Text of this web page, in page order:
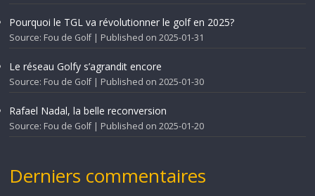
Pourquoi le TGL va révolutionner le golf en 2025?
Source: Fou de Golf Published on 2025-01-31
Le réseau Golfy s’agrandit encore
Source: Fou de Golf Published on 2025-01-30
Rafael Nadal, la belle reconversion
Source: Fou de Golf Published on 2025-01-20
Derniers commentaires